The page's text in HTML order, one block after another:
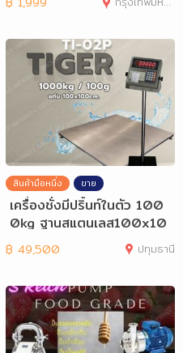
สินค้ามือหนึ่ง ขาย
เครื่องชั่งมีปริ้นท์ในตัว 100
0kg ฐานสแตนเลส100x10
0cm TI-02P
฿ 49,500 ปทุมธานี